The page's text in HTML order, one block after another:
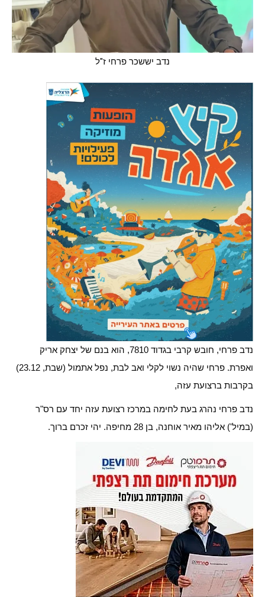
נדב יששכר פרחי ז"ל
נדב פרחי, חובש קרבי בגדוד 7810, הוא בנם של יצחק אריק
ואפרת. פרחי שהיה נשוי לקלי ואב לבת, נפל אתמול (שבת, 23.12)
בקרבות ברצועת עזה,
נדב פרחי נהרג בעת לחימה במרכז רצועת עזה יחד עם רס"ר
(במיל') אליהו מאיר אוחנה, בן 28 מחיפה. יהי זכרם ברוך.